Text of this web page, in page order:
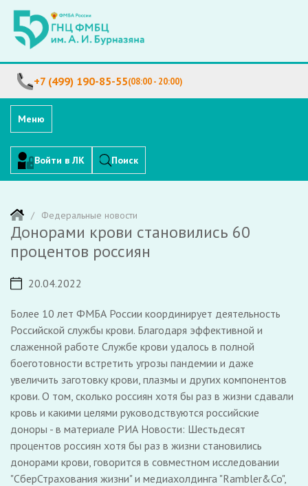
+7 (499) 190-85-55(08:00 - 20:00)
Меню
Войти в ЛК Поиск
Федеральные новости
Донорами крови становились 60
процентов россиян
20.04.2022
Более 10 лет ФМБА России координирует деятельность
Российской службы крови. Благодаря эффективной и
слаженной работе Службе крови удалось в полной
боеготовности встретить угрозы пандемии и даже
увеличить заготовку крови, плазмы и других компонентов
крови. О том, сколько россиян хотя бы раз в жизни сдавали
кровь и какими целями руководствуются российские
доноры - в материале РИА Новости: Шестьдесят
процентов россиян хотя бы раз в жизни становились
донорами крови, говорится в совместном исследовании
"СберСтрахования жизни" и медиахолдинга "Rambler&Co",